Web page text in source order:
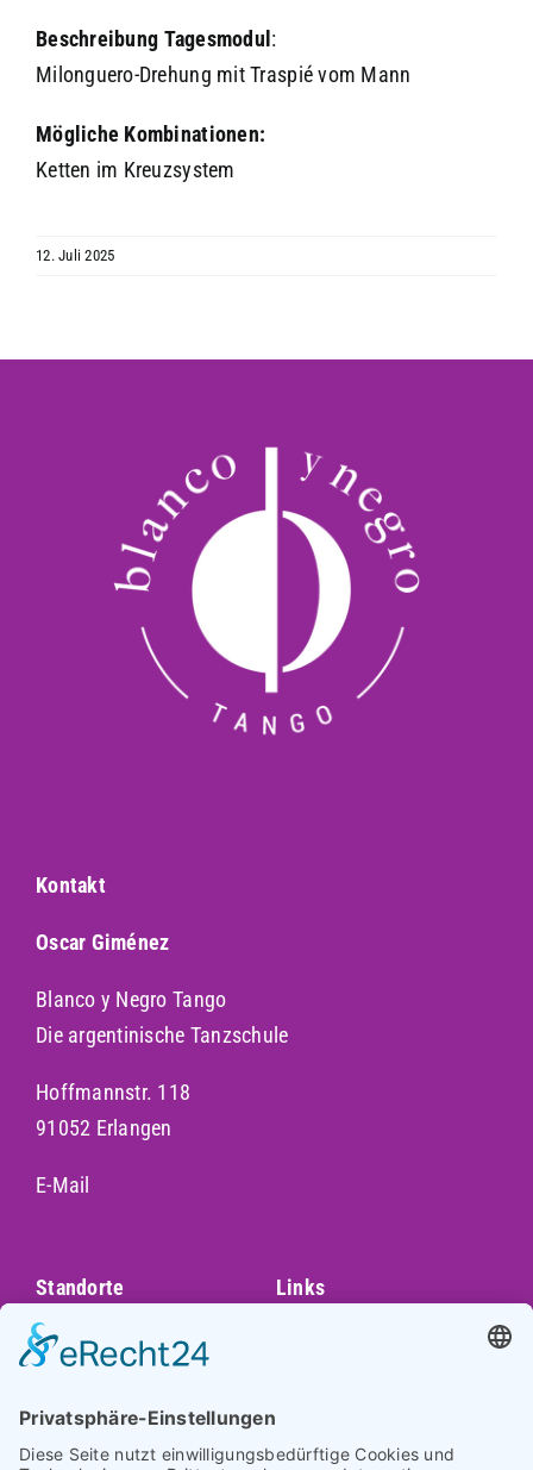
Akzeptieren
powered byUsercentrics Consent
Beschreibung Tagesmodul :
Milonguero-Drehung mit Traspié vom Mann
Mögliche Kombinationen:
Ketten im Kreuzsystem
12. Juli 2025
Kontakt
Oscar Giménez
Blanco y Negro Tango
Die argentinische Tanzschule
Hoffmannstr. 118
91052 Erlangen
E-Mail
Standorte
Augsburg
Darmstadt
Frankfurt
Links
Impressum